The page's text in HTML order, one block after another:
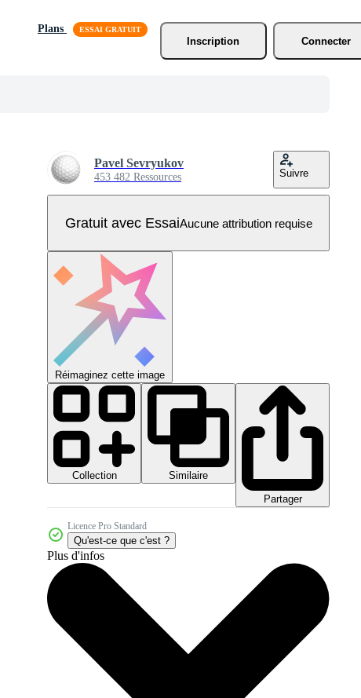
Plans
Inscription
Connecter
Pavel Sevryukov
453 482 Ressources Suivre
Gratuit avec EssaiAucune attribution requise
Réimaginez cette image
Collection
Similaire
Partager
Licence Pro Standard
Qu'est-ce que c'est ?
Plus d'infos